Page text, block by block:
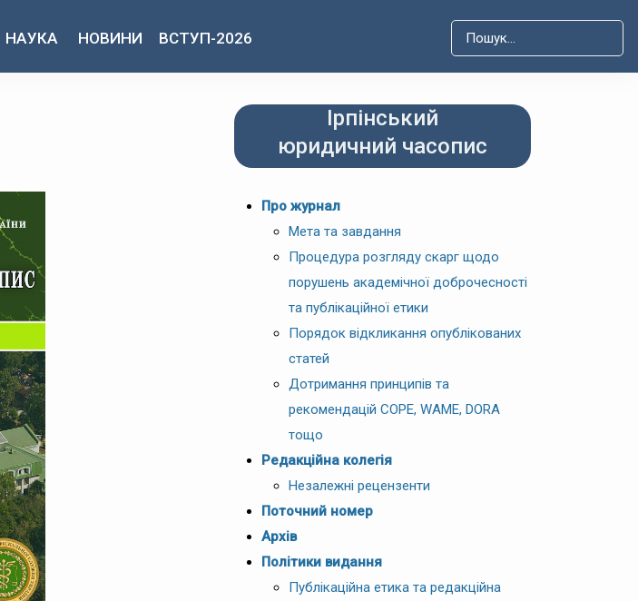
НАУКА НОВИНИ ВСТУП-2026
Ірпінський
юридичний часопис
Про журнал
Мета та завдання
Процедура розгляду скарг щодо
порушень академічної доброчесності
та публікаційної етики
Порядок відкликання опублікованих
статей
Дотримання принципів та
рекомендацій COPE, WAME, DORA
тощо
Редакційна колегія
Незалежні рецензенти
Поточний номер
Архів
Політики видання
Публікаційна етика та редакційна